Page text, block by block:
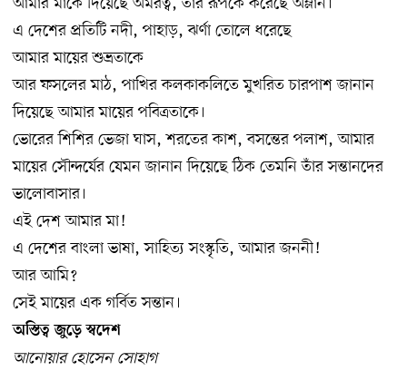
এ দেশের প্রতিটি নদী, পাহাড়, ঝর্ণা তোলে ধরেছে
আমার মায়ের শুভ্রতাকে
আর ফসলের মাঠ, পাখির কলকাকলিতে মুখরিত চারপাশ জানান
দিয়েছে আমার মায়ের পবিত্রতাকে।
ভোরের শিশির ভেজা ঘাস, শরতের কাশ, বসন্তের পলাশ, আমার
মায়ের সৌন্দর্যের যেমন জানান দিয়েছে ঠিক তেমনি তাঁর সন্তানদের
ভালোবাসার।
এই দেশ আমার মা!
এ দেশের বাংলা ভাষা, সাহিত্য সংস্কৃতি, আমার জননী!
আর আমি?
সেই মায়ের এক গর্বিত সন্তান।
অস্তিত্ব জুড়ে স্বদেশ
আনোয়ার হোসেন সোহাগ